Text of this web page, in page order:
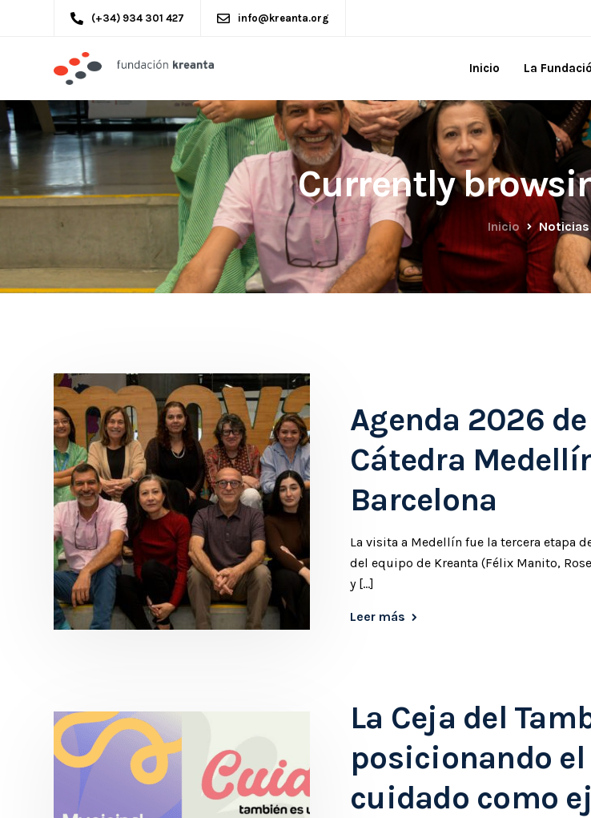
(+34) 934 301 427 info@kreanta.org
Inicio La
Currently
Inicio Noticias
Agenda 2026
Cátedra
Barcelona
La visita a Medellín fue la tercera etapa
del equipo de Kreanta (Félix Manito,
y […]
Leer más
La Ceja del
posicionando el
cuidado como